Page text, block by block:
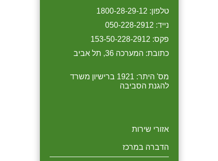
כל המזמין הדברה לבניין
אחוז בהדברת בתי הדיירים.
מבצע למסעדות כל המזמין
טיפול בחברתנו על בסיס חודשי
טלפון: 1800-28-29-12
נייד: 050-228-2912
פקס: 153-50-228-2912
כתובת: המערכה 36, תל אביב
מס' היתר: 1921 ברישיון משרד
להגנת הסביבה
אזורי שירות
הדברה במרכז